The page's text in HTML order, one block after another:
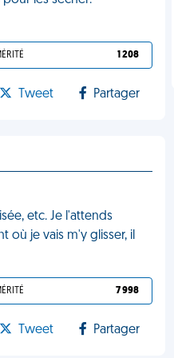
1 208
Tweet Partager
etc. Je l'attends
je vais m'y glisser, il
7 998
Tweet Partager